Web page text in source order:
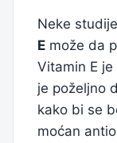
Neke
E može da
Vitamin E
je poželjno
kako bi se
moćan